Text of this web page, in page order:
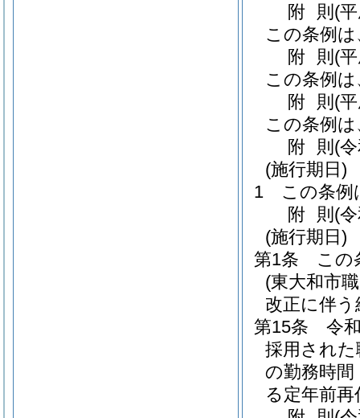
附 則 (
この条例
附 則 (
この条例
附 則 (
この条例
附 則 (
(施行期日)
1
この条例
附 則 (
(施行期日)
第1条
この
(東大和市
改正に伴う
第15条
令
採用され
の勤務時間
る定年前